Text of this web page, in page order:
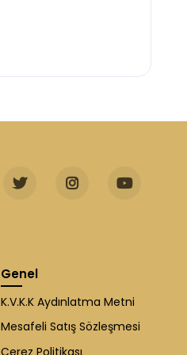
Genel
K.V.K.K Aydınlatma Metni
Mesafeli Satış Sözleşmesi
Çerez Politikası